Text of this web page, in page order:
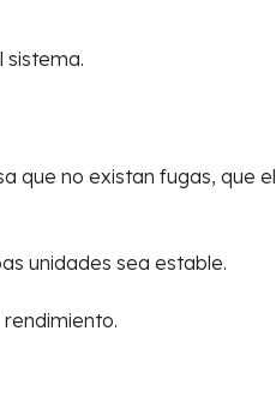
sistema.
que no existan fugas, que el
unidades sea estable.